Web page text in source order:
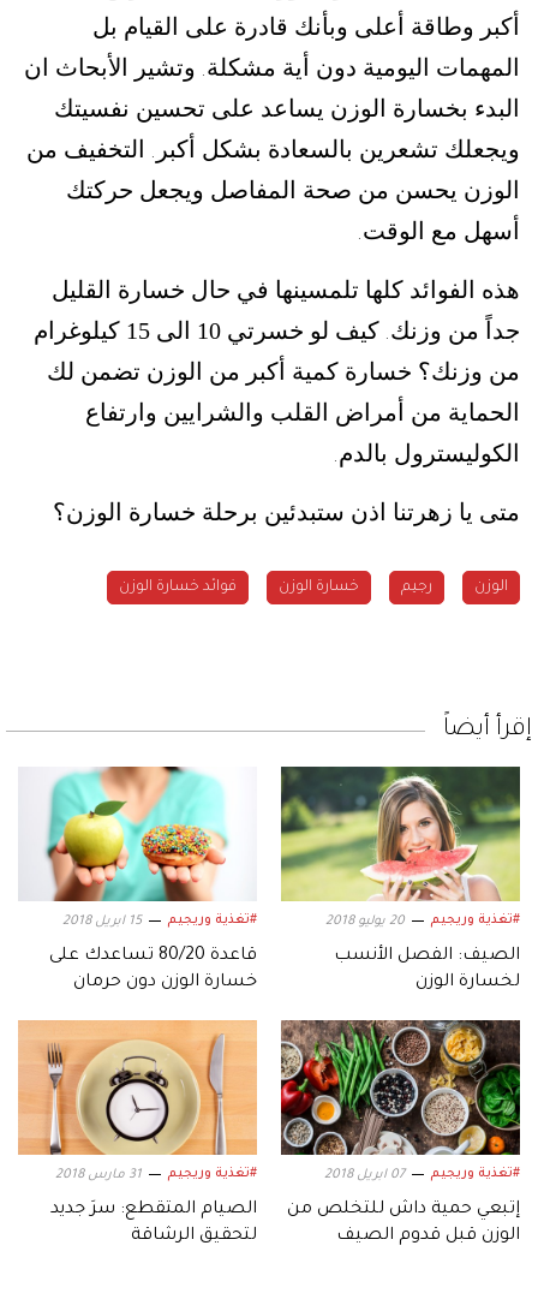
أكبر وطاقة أعلى وبأنك قادرة على القيام بل
المهمات اليومية دون أية مشكلة. وتشير الأبحاث ان
البدء بخسارة الوزن يساعد على تحسين نفسيتك
ويجعلك تشعرين بالسعادة بشكل أكبر .
التخفيف من
الوزن يحسن من صحة المفاصل ويجعل حركتك
أسهل مع الوقت.
هذه الفوائد كلها تلمسينها في حال خسارة القليل
جداً من وزنك.
كيف لو خسرتي 10 الى 15 كيلوغرام
من وزنك؟ خسارة كمية أكبر من الوزن تضمن لك
الحماية من أمراض القلب والشرايين وارتفاع
الكوليسترول بالدم.
متى يا زهرتنا اذن ستبدئين برحلة خسارة الوزن؟
الوزن رجيم خسارة الوزن فوائد خسارة الوزن
إقرأ أيضاً
#تغذية وريجيم 20 يوليو 2018
الصيف: الفصل الأنسب
لخسارة الوزن
#تغذية وريجيم 15 ابريل 2018
قاعدة 80/20 تساعدك على
خسارة الوزن دون حرمان
#تغذية وريجيم 07 ابريل 2018
إتبعي حمية داش للتخلص من
الوزن قبل قدوم الصيف
#تغذية وريجيم 31 مارس 2018
الصيام المتقطع: سرَ جديد
لتحقيق الرشاقة